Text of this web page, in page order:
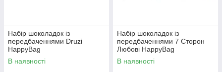
Набір шоколадок із
передбаченнями Druzi
HappyBag
В наявності
Набір шоколадок із
передбаченнями 7 Сторон
Любові HappyBag
В наявності